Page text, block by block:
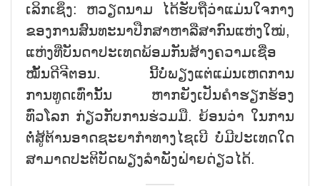
ເລິກເຊິ່ງ: ຫວຽດນາມ ໄດ້ຮັບຖືວ່າແມ່ນໃຈກາງ
ຂອງການສົນທະນາປືກສາຫາລືສາກົນແຫ່ງໃໝ່,
ແຫ່ງທີ່ບັນດາປະເທດພ້ອມກັນສ້າງຄວາມເຊື່ອ
ໝັ້ນດີຈີຕອນ. ນີ້ບໍ່ພຽງແຕ່ແມ່ນເຫດການ
ການທູດເທົ່ານັ້ນ ຫາກຍັງເປັນຄຳຮຽກຮ້ອງ
ທົ່ວໂລກ ກ່ຽວກັບການຮ່ວມມື. ຍ້ອນວ່າ ໃນການ
ຕໍ່ສູ້ຕ້ານອາດຊະຍາກຳທາງໄຊເບີ ບໍ່ມີປະເທດໃດ
ສາມາດປະຕິບັດພຽງລຳພັງຝ່າຍດ່ຽວໄດ້.